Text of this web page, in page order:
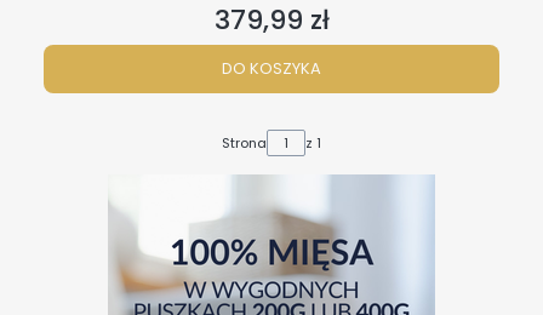
Cena
379,99 zł
DO KOSZYKA
Strona z 1